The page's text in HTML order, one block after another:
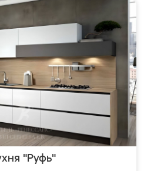
"Руфь"